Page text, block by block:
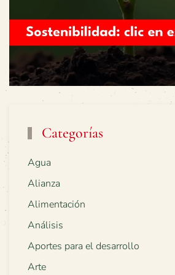
Categorías
Agua
Alianza
Alimentación
Análisis
Aportes para el desarrollo
Arte